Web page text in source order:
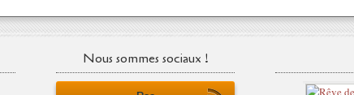
Nous sommes sociaux !